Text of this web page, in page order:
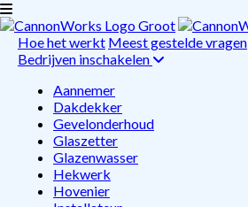
Hoe het werkt Meest gestelde vragen
Bedrijven inschakelen
Aannemer
Dakdekker
Gevelonderhoud
Glaszetter
Glazenwasser
Hekwerk
Hovenier